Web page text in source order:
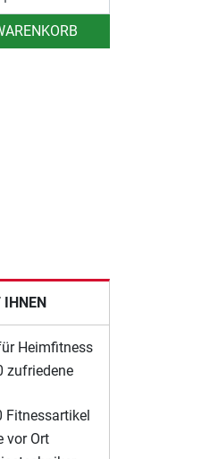
IHNEN
Heimfitness
zufriedene
Fitnessartikel
vor Ort